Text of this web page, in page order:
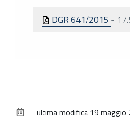
DGR 641/2015 -
documentoultima modifica 19 maggio